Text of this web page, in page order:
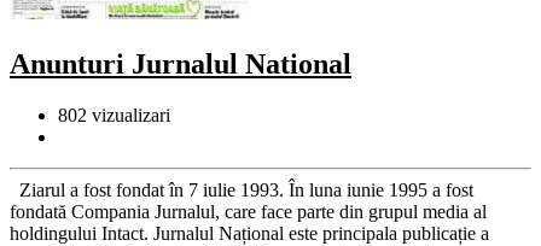
Anunturi Jurnalul National
802 vizualizari
Ziarul a fost fondat în 7 iulie 1993. În luna iunie 1995 a fost
fondată Compania Jurnalul, care face parte din grupul media al
holdingului Intact. Jurnalul Național este principala publicație a